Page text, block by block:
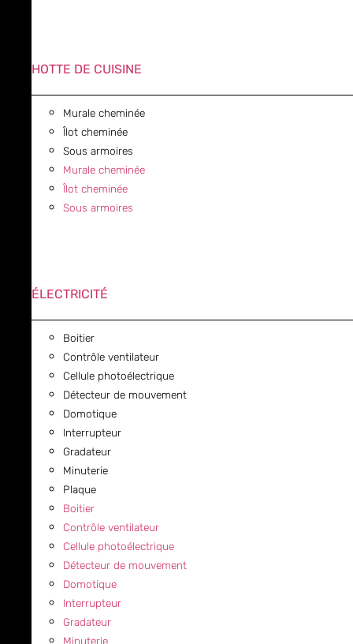
HOTTE DE CUISINE
Murale cheminée
Îlot cheminée
Sous armoires
Murale cheminée
Îlot cheminée
Sous armoires
ÉLECTRICITÉ
Boitier
Contrôle ventilateur
Cellule photoélectrique
Détecteur de mouvement
Domotique
Interrupteur
Gradateur
Minuterie
Plaque
Boitier
Contrôle ventilateur
Cellule photoélectrique
Détecteur de mouvement
Domotique
Interrupteur
Gradateur
Minuterie